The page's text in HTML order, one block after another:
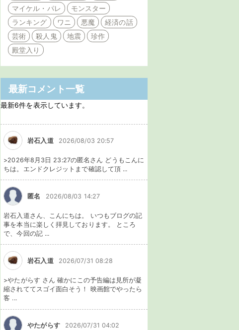
マイケル・パレ
モンスター
ランキング
ワニ 悪魔
経済の話
芸術
殺人鬼 地震
珍作
殿堂入り
最新コメント一覧
最新6件を表示しています。
岩石入道 2026/08/03 20:57
>2026年8月3日 23:27の匿名さん どうもこんに
ちは。エンドクレジットまで確認して頂 ...
匿名 2026/08/03 14:27
岩石入道さん、こんにちは。 いつもブログの記
事を本当に楽しく拝見しております。 ところ
で、今回の記 ...
岩石入道 2026/07/31 08:28
>やたがらす さん 確かにこの予告編は見所が凝
縮されててスゴイ面白そう！ 映画館でやったら
客 ...
やたがらす 2026/07/31 04:02